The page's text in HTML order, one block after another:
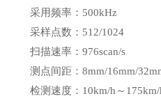
采用频率：500kHz
采样点数：512/1024
扫描速率：976scan/s
测点间距：8mm/16mm/
检测速度：10km/h～175km/